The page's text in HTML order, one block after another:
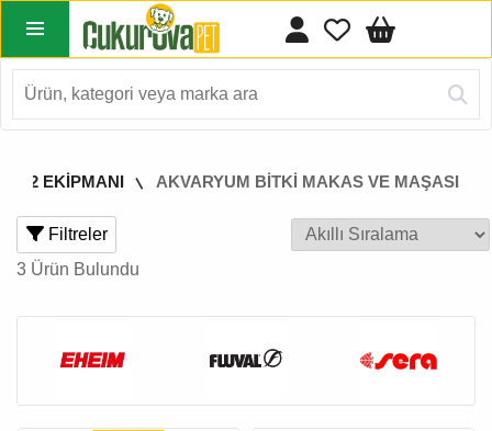
EKİPMANI AKVARYUM BİTKİ MAKAS VE MAŞASI
Filtreler
3 Ürün Bulundu